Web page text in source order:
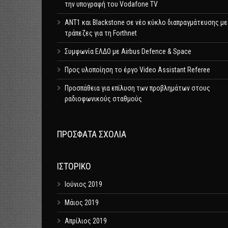
την υπογραφή του Vodafone TV
ΑΝΤ1 και Blackstone σε νέο κύκλο διαπραγμάτευσης με
τράπεζες για τη Forthnet
Συμφωνία ΕΛΔΟ με Airbus Defence & Space
Προς υλοποίηση το έργο Video Assistant Referee
Προσπάθεια για επίλυση των προβλημάτων στους
ραδιοφωνικούς σταθμούς
ΠΡΌΣΦΑΤΑ ΣΧΌΛΙΑ
ΙΣΤΟΡΙΚΌ
Ιούνιος 2019
Μάιος 2019
Απρίλιος 2019